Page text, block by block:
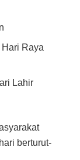
Raya
Lahir
berturut-